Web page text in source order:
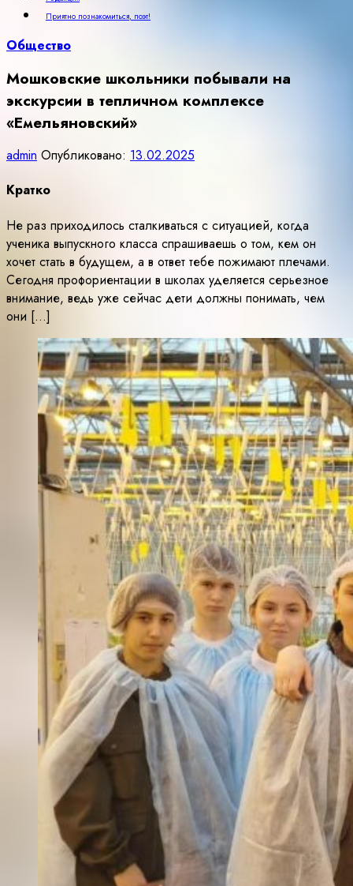
Приятно познакомиться, поэт!
Общество
Мошковские школьники побывали на
экскурсии в тепличном комплексе
«Емельяновский»
admin Опубликовано: 13.02.2025
Кратко
Не раз приходилось сталкиваться с ситуацией, когда
ученика выпускного класса спрашиваешь о том, кем он
хочет стать в будущем, а в ответ тебе пожимают плечами.
Сегодня профориентации в школах уделяется серьезное
внимание, ведь уже сейчас дети должны понимать, чем
они […]